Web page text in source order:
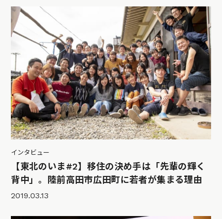
インタビュー
【東北のいま#2】移住の決め手は「先輩の輝く
背中」。陸前高田市広田町に若者が集まる理由
2019.03.13